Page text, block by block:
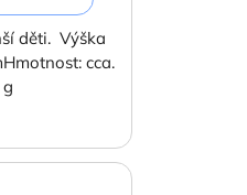
děti. Výška
cca.